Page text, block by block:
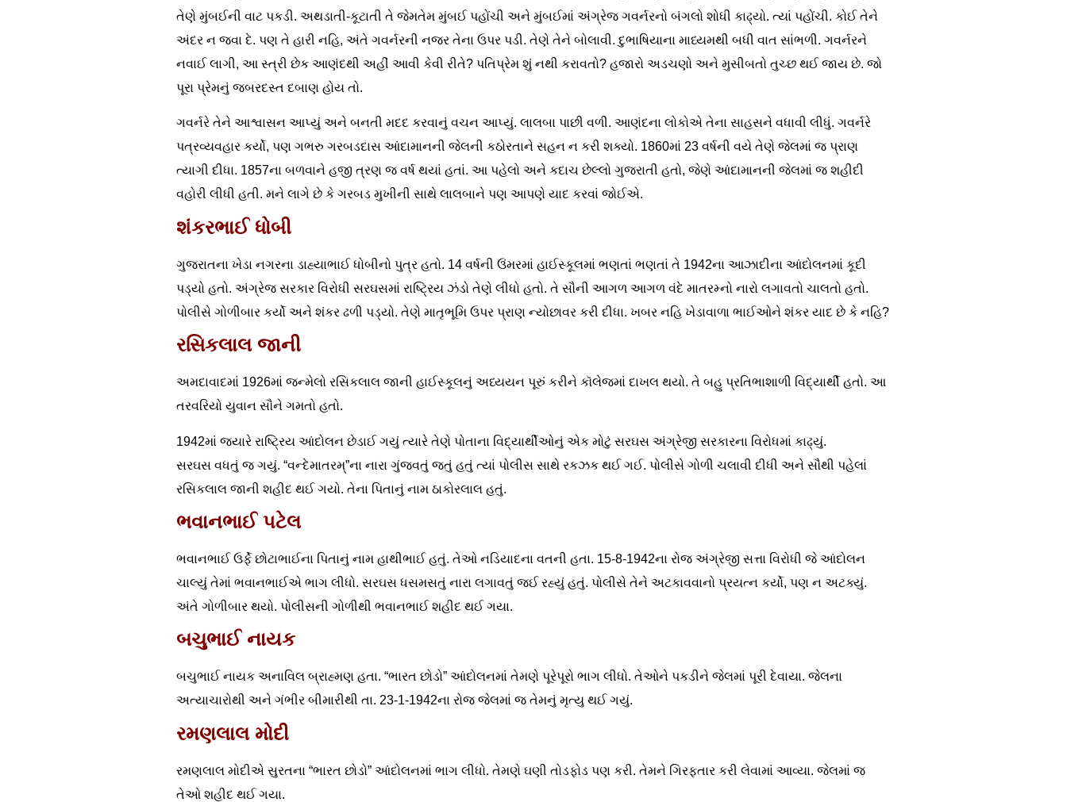
તેણે મુંબઈની વાટ પકડી. અથડાતી-કૂટાતી તે જેમતેમ મુંબઈ પહોંચી અને મુંબઈમાં અંગ્રેજ ગવર્નરનો બંગલો શોધી કાઢ્યો. ત્યાં પહોંચી. કોઈ તેને
અંદર ન જવા દે. પણ તે હારી નહિ, અંતે ગવર્નરની નજર તેના ઉપર પડી. તેણે તેને બોલાવી. દુભાષિયાના માધ્યમથી બધી વાત સાંભળી. ગવર્નરને
નવાઈ લાગી, આ સ્ત્રી છેક આણંદથી અહીં આવી કેવી રીતે? પતિપ્રેમ શું નથી કરાવતો? હજારો અડચણો અને મુસીબતો તુચ્છ થઈ જાય છે. જો
પૂરા પ્રેમનું જબરદસ્ત દબાણ હોય તો.
ગવર્નરે તેને આશ્વાસન આપ્યું અને બનતી મદદ કરવાનું વચન આપ્યું. લાલબા પાછી વળી. આણંદના લોકોએ તેના સાહસને વધાવી લીધું. ગવર્નરે
પત્રવ્યવહાર કર્યો, પણ ગભરુ ગરબડદાસ આંદામાનની જેલની કઠોરતાને સહન ન કરી શક્યો. 1860માં 23 વર્ષની વયે તેણે જેલમાં જ પ્રાણ
ત્યાગી દીધા. 1857ના બળવાને હજી ત્રણ જ વર્ષ થયાં હતાં. આ પહેલો અને કદાચ છેલ્લો ગુજરાતી હતો, જેણે આંદામાનની જેલમાં જ શહીદી
વહોરી લીધી હતી. મને લાગે છે કે ગરબડ મુખીની સાથે લાલબાને પણ આપણે યાદ કરવાં જોઈએ.
શંકરભાઈ ધોબી
ગુજરાતના ખેડા નગરના ડાહ્યાભાઈ ધોબીનો પુત્ર હતો. 14 વર્ષની ઉંમરમાં હાઈસ્કૂલમાં ભણતાં ભણતાં તે 1942ના આઝાદીના આંદોલનમાં કૂદી
પડ્યો હતો. અંગ્રેજ સરકાર વિરોધી સરઘસમાં રાષ્ટ્રિય ઝંડો તેણે લીધો હતો. તે સૌની આગળ આગળ વંદે માતરમ્નો નારો લગાવતો ચાલતો હતો.
પોલીસે ગોળીબાર કર્યો અને શંકર ઢળી પડ્યો. તેણે માતૃભૂમિ ઉપર પ્રાણ ન્યોછાવર કરી દીધા. ખબર નહિ ખેડાવાળા ભાઈઓને શંકર યાદ છે કે નહિ?
રસિકલાલ જાની
અમદાવાદમાં 1926માં જન્મેલો રસિકલાલ જાની હાઈસ્કૂલનું અધ્યયન પૂરું કરીને કૉલેજમાં દાખલ થયો. તે બહુ પ્રતિભાશાળી વિદ્યાર્થી હતો. આ
તરવરિયો યુવાન સૌને ગમતો હતો.
1942માં જ્યારે રાષ્ટ્રિય આંદોલન છેડાઈ ગયું ત્યારે તેણે પોતાના વિદ્યાર્થીઓનું એક મોટું સરઘસ અંગ્રેજી સરકારના વિરોધમાં કાઢ્યું.
સરઘસ વધતું જ ગયું. “વન્દેમાતરમ્”ના નારા ગુંજવતું જતું હતું ત્યાં પોલીસ સાથે રકઝક થઈ ગઈ. પોલીસે ગોળી ચલાવી દીધી અને સૌથી પહેલાં
રસિકલાલ જાની શહીદ થઈ ગયો. તેના પિતાનું નામ ઠાકોરલાલ હતું.
ભવાનભાઈ પટેલ
ભવાનભાઈ ઉર્ફે છોટાભાઈના પિતાનું નામ હાથીભાઈ હતું. તેઓ નડિયાદના વતની હતા. 15-8-1942ના રોજ અંગ્રેજી સત્તા વિરોધી જે આંદોલન
ચાલ્યું તેમાં ભવાનભાઈએ ભાગ લીધો. સરઘસ ધસમસતું નારા લગાવતું જઈ રહ્યું હતું. પોલીસે તેને અટકાવવાનો પ્રયત્ન કર્યો, પણ ન અટક્યું.
અંતે ગોળીબાર થયો. પોલીસની ગોળીથી ભવાનભાઈ શહીદ થઈ ગયા.
બચુભાઈ નાયક
બચુભાઈ નાયક અનાવિલ બ્રાહ્મણ હતા. “ભારત છોડો” આંદોલનમાં તેમણે પૂરેપૂરો ભાગ લીધો. તેઓને પકડીને જેલમાં પૂરી દેવાયા. જેલના
અત્યાચારોથી અને ગંભીર બીમારીથી તા. 23-1-1942ના રોજ જેલમાં જ તેમનું મૃત્યુ થઈ ગયું.
રમણલાલ મોદી
રમણલાલ મોદીએ સુરતના “ભારત છોડો” આંદોલનમાં ભાગ લીધો. તેમણે ઘણી તોડફોડ પણ કરી. તેમને ગિરફતાર કરી લેવામાં આવ્યા. જેલમાં જ
તેઓ શહીદ થઈ ગયા.